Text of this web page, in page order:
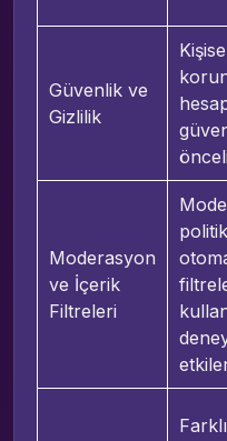
Güvenlik ve
Gizlilik
Moderasyon
ve İçerik
Filtreleri
Farklı